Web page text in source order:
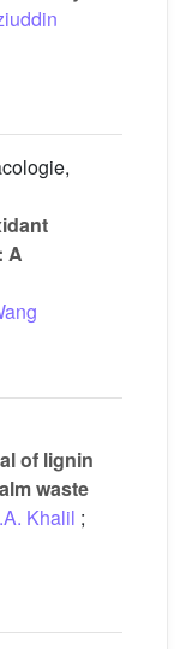
A
of lignin
waste
Khalil ;